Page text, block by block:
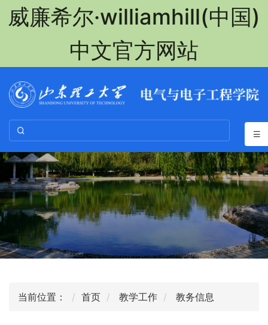
威廉希尔·williamhill(中国)
中文官方网站
当前位置： 首页 教学工作 教务信息